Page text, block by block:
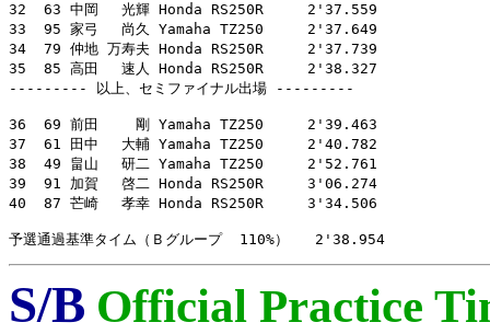
32  63 中岡　 光輝 Honda RS250R     2'37.559
33  95 家弓　 尚久 Yamaha TZ250     2'37.649
34  79 仲地 万寿夫 Honda RS250R     2'37.739
35  85 高田　 速人 Honda RS250R     2'38.327
--------- 以上、セミファイナル出場 ---------
36  69 前田　　 剛 Yamaha TZ250     2'39.463
37  61 田中　 大輔 Yamaha TZ250     2'40.782
38  49 畠山　 研二 Yamaha TZ250     2'52.761
39  91 加賀　 啓二 Honda RS250R     3'06.274
40  87 芒崎　 孝幸 Honda RS250R     3'34.506
予選通過基準タイム（Ｂグループ  110%）   2'38.954
S/B Official Practice